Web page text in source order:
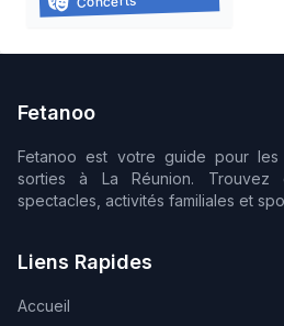
15/08/2026
Fetanoo
Fetanoo est votre guide pour les
sorties à La Réunion. Trouvez
spectacles, activités familiales et
Liens Rapides
Accueil